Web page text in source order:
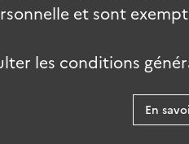
et sont
les conditions
En